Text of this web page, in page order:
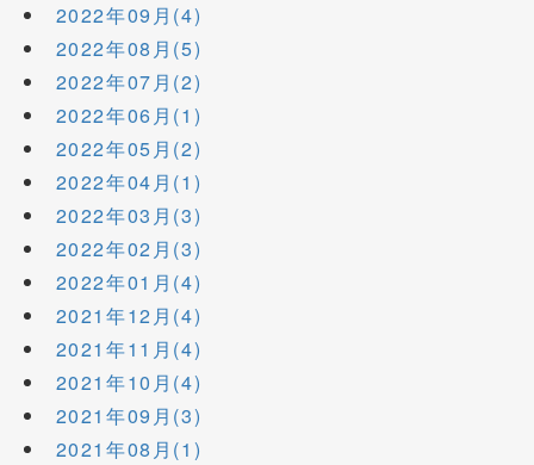
2022年09月(4)
2022年08月(5)
2022年07月(2)
2022年06月(1)
2022年05月(2)
2022年04月(1)
2022年03月(3)
2022年02月(3)
2022年01月(4)
2021年12月(4)
2021年11月(4)
2021年10月(4)
2021年09月(3)
2021年08月(1)